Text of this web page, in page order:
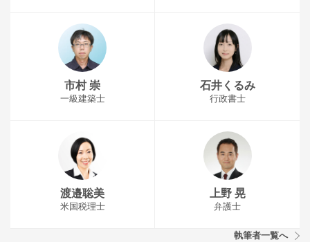
市村 崇
一級建築士
石井くるみ
行政書士
渡邉聡美
米国税理士
上野 晃
弁護士
執筆者一覧へ